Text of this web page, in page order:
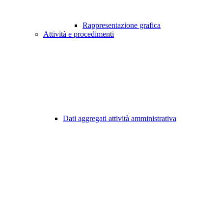
Rappresentazione grafica
Attività e procedimenti
Dati aggregati attività amministrativa